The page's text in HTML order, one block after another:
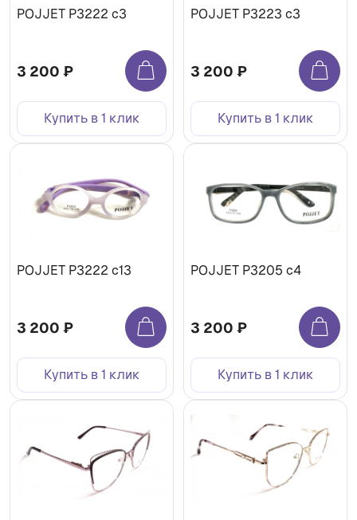
POJJET P3222 с3
3 200 ₽
Купить в 1 клик
POJJET P3223 с3
3 200 ₽
Купить в 1 клик
POJJET P3222 с13
3 200 ₽
Купить в 1 клик
POJJET P3205 с4
3 200 ₽
Купить в 1 клик